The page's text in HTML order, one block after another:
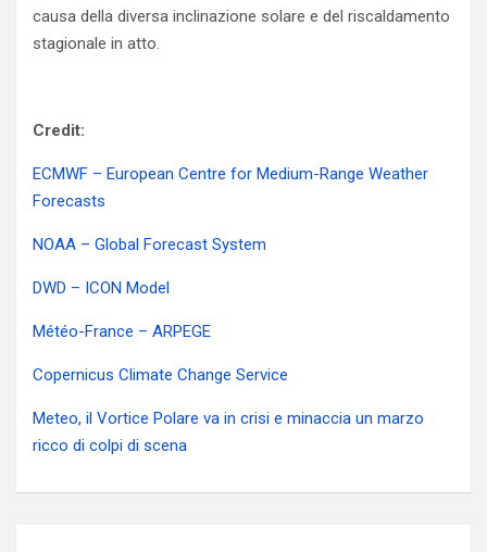
causa della diversa inclinazione solare e del riscaldamento
stagionale in atto.
Credit:
ECMWF – European Centre for Medium-Range Weather
Forecasts
NOAA – Global Forecast System
DWD – ICON Model
Météo-France – ARPEGE
Copernicus Climate Change Service
Meteo, il Vortice Polare va in crisi e minaccia un marzo
ricco di colpi di scena